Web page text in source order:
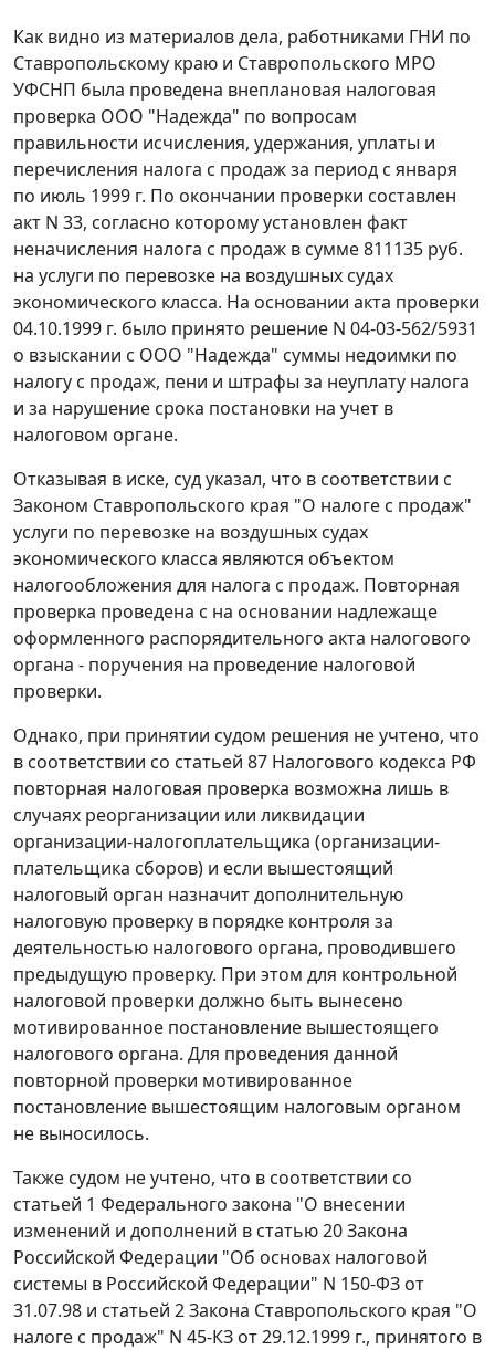
Как видно из материалов дела, работниками ГНИ по
Ставропольскому краю и Ставропольского МРО
УФСНП была проведена внеплановая налоговая
проверка ООО "Надежда" по вопросам
правильности исчисления, удержания, уплаты и
перечисления налога с продаж за период с января
по июль 1999 г. По окончании проверки составлен
акт N 33, согласно которому установлен факт
неначисления налога с продаж в сумме 811135 руб.
на услуги по перевозке на воздушных судах
экономического класса. На основании акта проверки
04.10.1999 г. было принято решение N 04-03-562/5931
о взыскании с ООО "Надежда" суммы недоимки по
налогу с продаж, пени и штрафы за неуплату налога
и за нарушение срока постановки на учет в
налоговом органе.
Отказывая в иске, суд указал, что в соответствии с
Законом Ставропольского края "О налоге с продаж"
услуги по перевозке на воздушных судах
экономического класса являются объектом
налогообложения для налога с продаж. Повторная
проверка проведена с на основании надлежаще
оформленного распорядительного акта налогового
органа - поручения на проведение налоговой
проверки.
Однако, при принятии судом решения не учтено, что
в соответствии со статьей 87 Налогового кодекса РФ
повторная налоговая проверка возможна лишь в
случаях реорганизации или ликвидации
организации-налогоплательщика (организации-
плательщика сборов) и если вышестоящий
налоговый орган назначит дополнительную
налоговую проверку в порядке контроля за
деятельностью налогового органа, проводившего
предыдущую проверку. При этом для контрольной
налоговой проверки должно быть вынесено
мотивированное постановление вышестоящего
налогового органа. Для проведения данной
повторной проверки мотивированное
постановление вышестоящим налоговым органом
не выносилось.
Также судом не учтено, что в соответствии со
статьей 1 Федерального закона "О внесении
изменений и дополнений в статью 20Закона
Российской Федерации "Об основах налоговой
системы в Российской Федерации" N 150-ФЗ от
31.07.98 и статьей 2Закона Ставропольского края "О
налоге с продаж" N 45-КЗ от 29.12.1999 г., принятого в